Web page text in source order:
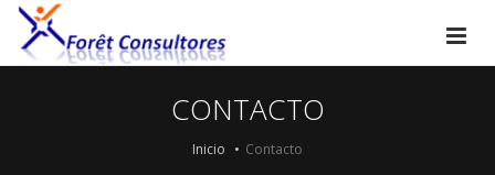
CONTACTO
Inicio Contacto